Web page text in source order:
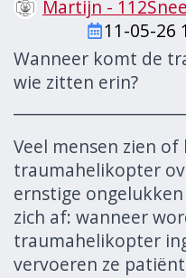
Martijn -
11-05-26
Wanneer komt de
wie zitten erin?
Veel mensen zien
traumahelikopter
ernstige
zich af: wanneer
traumahelikopter
vervoeren ze